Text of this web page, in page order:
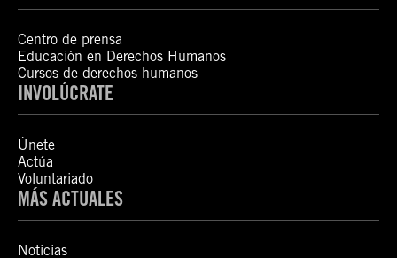
Centro de prensa
Educación en Derechos Humanos
Cursos de derechos humanos
INVOLÚCRATE
Únete
Actúa
Voluntariado
MÁS ACTUALES
Noticias